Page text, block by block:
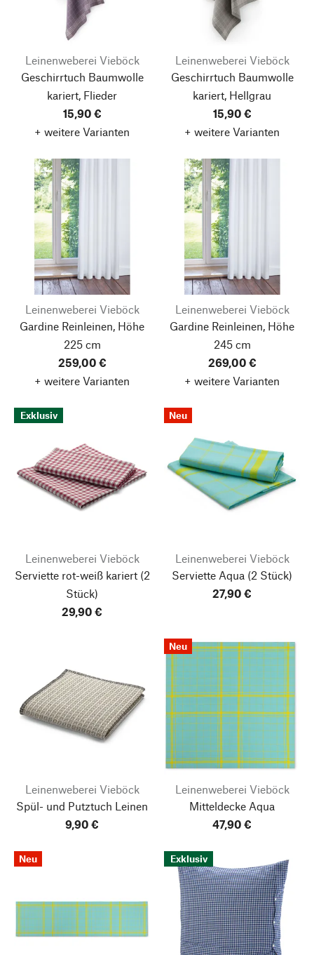
Leinenweberei Vieböck
Geschirrtuch Baumwolle
kariert, Flieder
15,90 €
+ weitere Varianten
Leinenweberei Vieböck
Geschirrtuch Baumwolle
kariert, Hellgrau
15,90 €
+ weitere Varianten
Leinenweberei Vieböck
Gardine Reinleinen, Höhe
225 cm
259,00 €
+ weitere Varianten
Leinenweberei Vieböck
Gardine Reinleinen, Höhe
245 cm
269,00 €
+ weitere Varianten
Exklusiv
Leinenweberei Vieböck
Serviette rot-weiß kariert(2
Stück)
29,90 €
Neu
Leinenweberei Vieböck
Serviette Aqua (2 Stück)
27,90 €
Leinenweberei Vieböck
Spül- und Putztuch Leinen
9,90 €
Neu
Leinenweberei Vieböck
Mitteldecke Aqua
47,90 €
Neu Exklusiv